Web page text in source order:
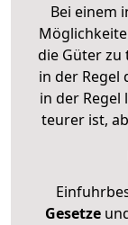
Bei einem
die Güter zu
in der Regel
in der
teurer ist,
Gesetze